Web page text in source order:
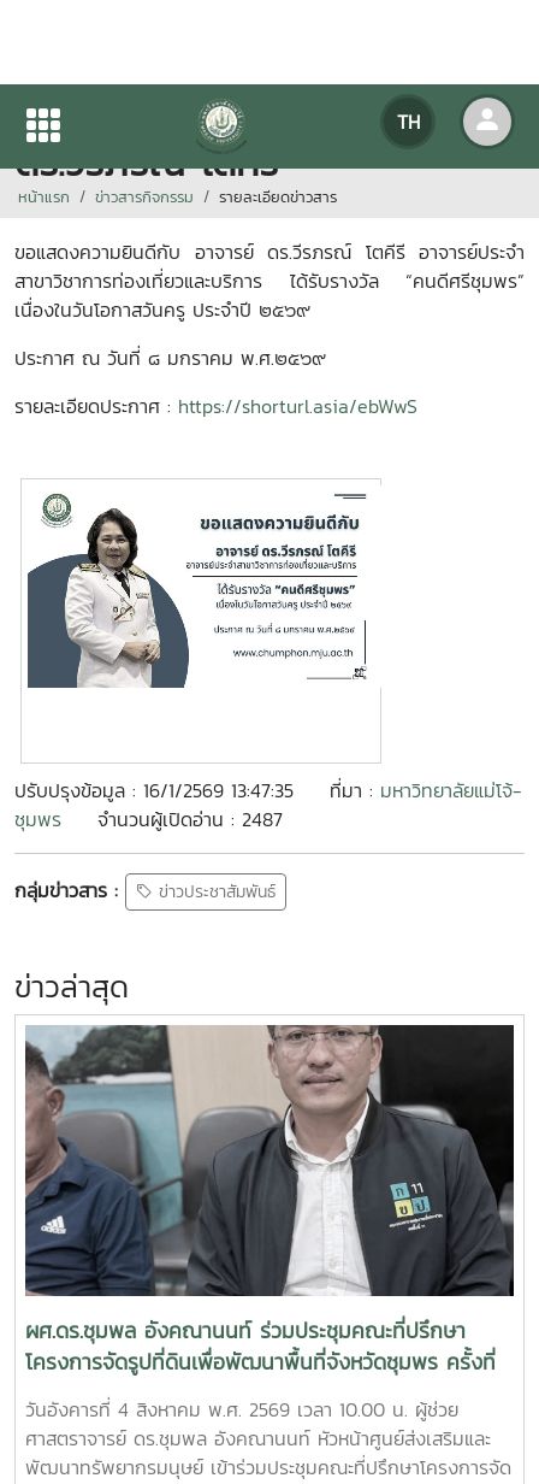
TH
ขอแสดงความยินดีกับ อาจารย์
ดร.วีรภรณ์ โตคีรี
หน้าแรก ข่าวสารกิจกรรม รายละเอียดข่าวสาร
ขอแสดงความยินดีกับ อาจารย์ ดร.วีรภรณ์ โตคีรี อาจารย์ประจำ
สาขาวิชาการท่องเที่ยวและบริการ ได้รับรางวัล “คนดีศรีชุมพร”
เนื่องในวันโอกาสวันครู ประจำปี ๒๕๖๙
ประกาศ ณ วันที่ ๘ มกราคม พ.ศ.๒๕๖๙
รายละเอียดประกาศ : https://shorturl.asia/ebWwS
ปรับปรุงข้อมูล : 16/1/2569 13:47:35 ที่มา : มหาวิทยาลัยแม่โจ้-
ชุมพร
จำนวนผู้เปิดอ่าน : 2487
กลุ่มข่าวสาร : ข่าวประชาสัมพันธ์
ข่าวล่าสุด
ผศ.ดร.ชุมพล อังคณานนท์ ร่วมประชุมคณะที่ปรึกษา
โครงการจัดรูปที่ดินเพื่อพัฒนาพื้นที่จังหวัดชุมพร ครั้งที่
2/2569
วันอังคารที่ 4 สิงหาคม พ.ศ. 2569 เวลา 10.00 น. ผู้ช่วย
ศาสตราจารย์ ดร.ชุมพล อังคณานนท์ หัวหน้าศูนย์ส่งเสริมและ
พัฒนาทรัพยากรมนุษย์ เข้าร่วมประชุมคณะที่ปรึกษาโครงการจัด